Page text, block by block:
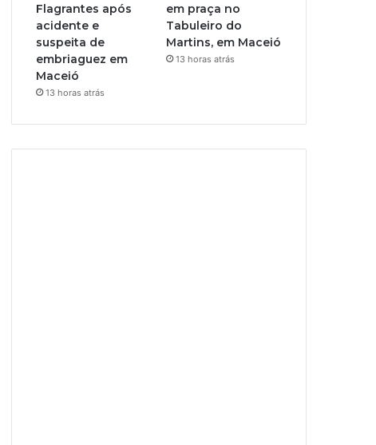
Flagrantes após
acidente e
suspeita de
embriaguez em
Maceió
13 horas atrás
em praça no
Tabuleiro do
Martins, em Maceió
13 horas atrás